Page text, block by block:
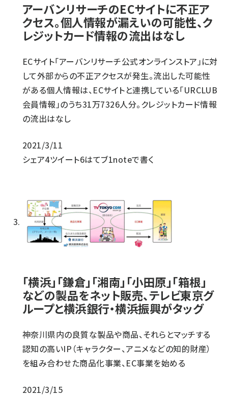
アーバンリサーチのECサイトに不正ア
クセス。個人情報が漏えいの可能性、ク
レジットカード情報の流出はなし
ECサイト「アーバンリサーチ公式オンラインストア」に対
して外部からの不正アクセスが発生。流出した可能性
がある個人情報は、ECサイトと連携している「URCLUB
会員情報」のうち31万7326人分。クレジットカード情報
の流出はなし
2021/3/11
シェア4ツイート6はてブ1noteで書く
「横浜」「鎌倉」「湘南」「小田原」「箱根」
などの製品をネット販売、テレビ東京グ
ループと横浜銀行・横浜振興がタッグ
神奈川県内の良質な製品や商品、それらとマッチする
認知の高いIP（キャラクター、アニメなどの知的財産）
を組み合わせた商品化事業、EC事業を始める
2021/3/15